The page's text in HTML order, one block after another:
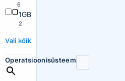
6
1GB
2
Vali kõik
Operatsioonisüsteem